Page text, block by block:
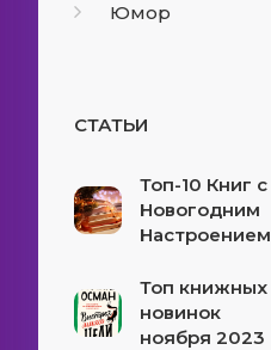
Юмор
СТАТЬИ
Топ-10 Книг с
Новогодним
Настроением
Топ книжных
новинок
ноября 2023